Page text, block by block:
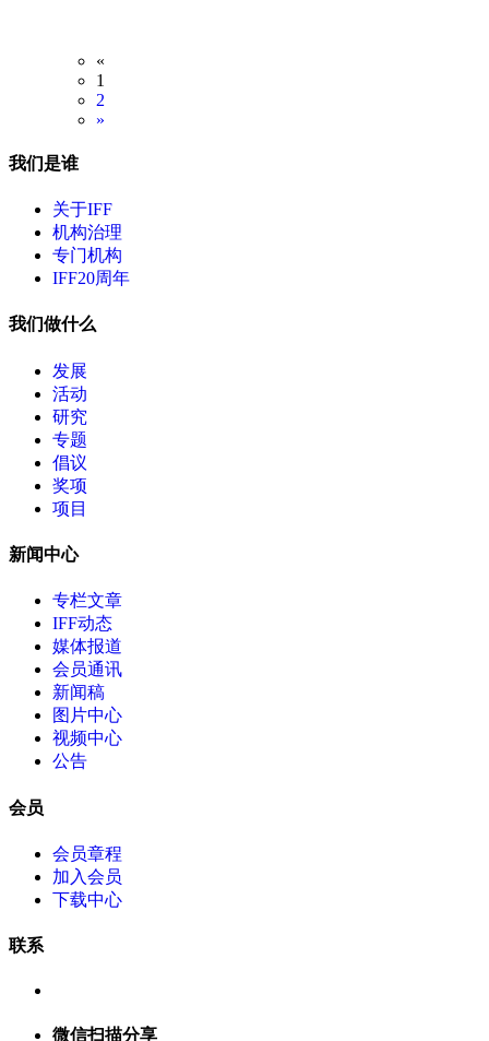
«
1
2
»
我们是谁
关于IFF
机构治理
专门机构
IFF20周年
我们做什么
发展
活动
研究
专题
倡议
奖项
项目
新闻中心
专栏文章
IFF动态
媒体报道
会员通讯
新闻稿
图片中心
视频中心
公告
会员
会员章程
加入会员
下载中心
联系
微信扫描分享